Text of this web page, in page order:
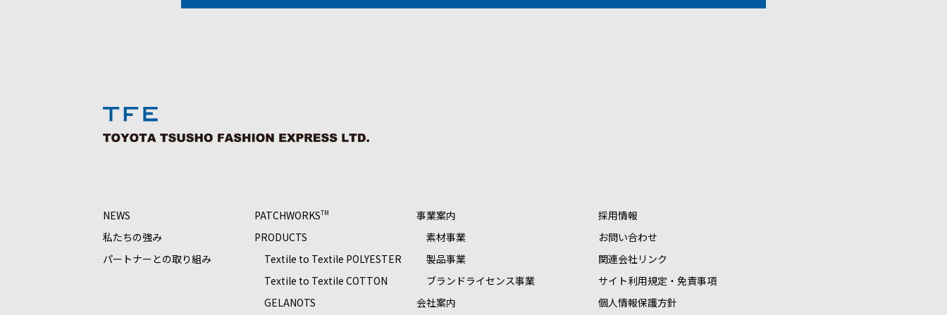
NEWS
私たちの強み
パートナーとの取り組み
PATCHWORKSTM
PRODUCTS
Textile to Textile POLYESTER
Textile to Textile COTTON
GELANOTS
事業案内
素材事業
製品事業
ブランドライセンス事業
会社案内
採用情報
お問い合わせ
関連会社リンク
サイト利用規定・免責事項
個人情報保護方針